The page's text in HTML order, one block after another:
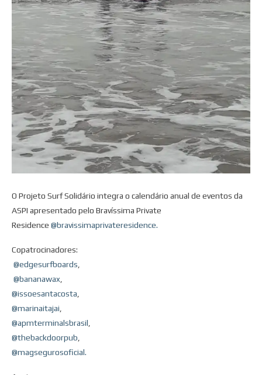
O Projeto Surf Solidário integra o calendário anual de eventos da
ASPI apresentado pelo Bravíssima Private
Residence @bravissimaprivateresidence.
Copatrocinadores:
@edgesurfboards
@bananawax
@issoesantacosta
@marinaitajai
@apmterminalsbrasil
@thebackdoorpub
@magsegurosoficial.